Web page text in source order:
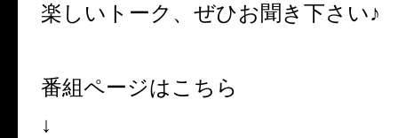
楽しいトーク、ぜひお聞き下さい♪
番組ページはこちら
↓